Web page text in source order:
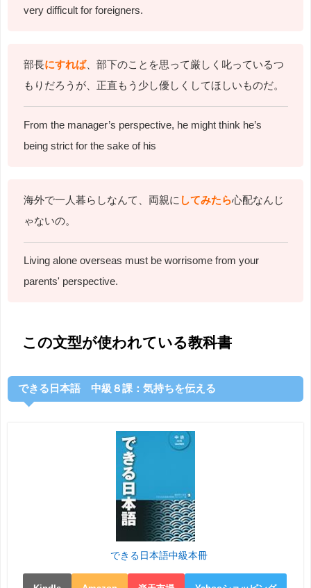
very difficult for foreigners.
部長にすれば、部下のことを思って厳しく叱っているつ
もりだろうが、正直もう少し優しくしてほしいものだ。
From the manager’s perspective, he might think he’s
being strict for the sake of his
海外で一人暮らしなんて、両親に してみたら心配なんじ
ゃないの。
Living alone overseas must be worrisome from your
parents' perspective.
この文型が使われている教科書
できる日本語 中級８課：気持ちを伝える
できる日本語中級本冊